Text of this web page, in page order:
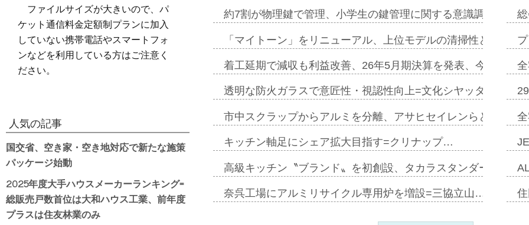
約7割が物理鍵で管理、小学生の鍵管理に関する意識調査
「マイトーン」をリニューアル、上位モデルの清掃性と安全
着工延期で減収も利益改善、26年5月期決算を発表、今期は増
透明な防火ガラスで意匠性・視認性向上=文化シヤッター…
市中スクラップからアルミを分離、アサヒセイレンらと協働開
キッチン軸足にシェア拡大目指す=クリナップ…
高級キッチン〝ブランド〟を初創設、タカラスタンダードが新
奈呉工場にアルミリサイクル専用炉を増設=三協立山…
ファイルサイズが大きいので、パ
ケット通信料金定額制プランに加入
していない携帯電話やスマートフォ
ンなどを利用している方はご注意く
ださい。
人気の記事
国交省、空き家・空き地対応で新たな施策
パッケージ始動
2025年度大手ハウスメーカーランキング=
総販売戸数首位は大和ハウス工業、前年度
プラスは住友林業のみ